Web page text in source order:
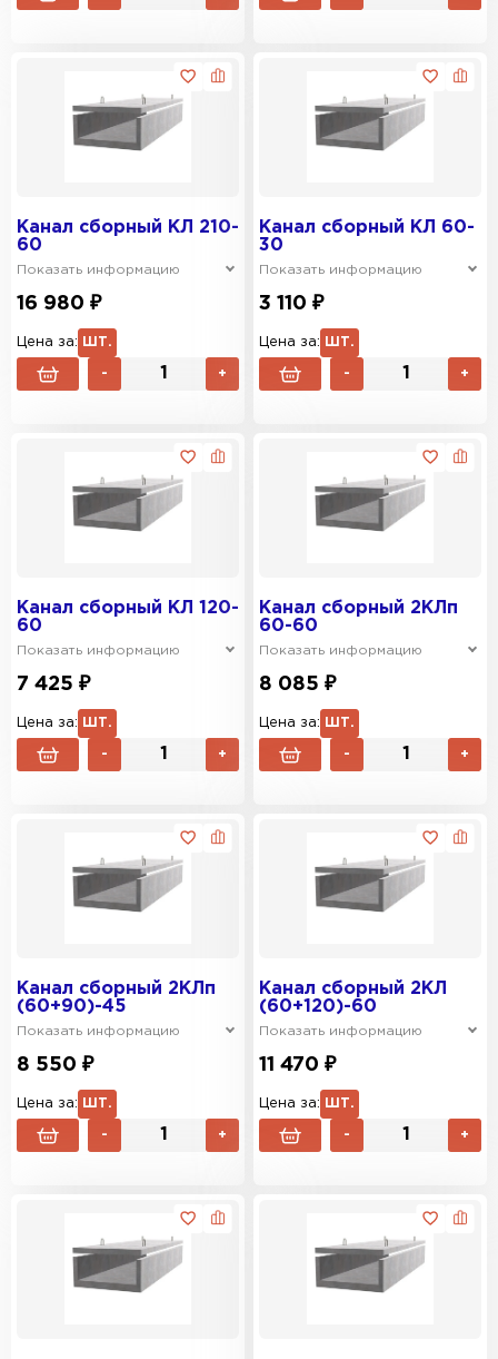
Канал сборный КЛ 210-
60
Показать информацию
16 980 ₽
Цена за: ШТ.
- +
Канал сборный КЛ 60-
30
Показать информацию
3 110 ₽
Цена за: ШТ.
- +
Канал сборный КЛ 120-
60
Показать информацию
7 425 ₽
Цена за: ШТ.
- +
Канал сборный 2КЛп
60-60
Показать информацию
8 085 ₽
Цена за: ШТ.
- +
Канал сборный 2КЛп
(60+90)-45
Показать информацию
8 550 ₽
Цена за: ШТ.
- +
Канал сборный 2КЛ
(60+120)-60
Показать информацию
11 470 ₽
Цена за: ШТ.
- +